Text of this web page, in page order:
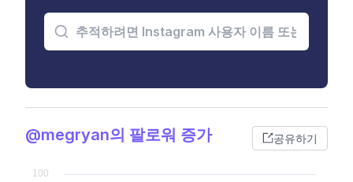
@megryan의 팔로워 증가 공유하기